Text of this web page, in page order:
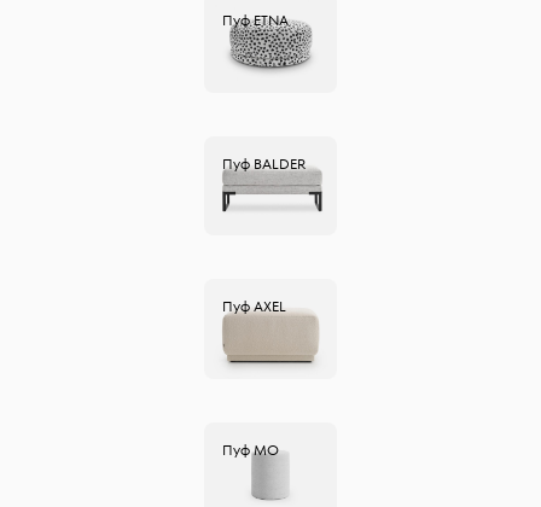
ПуфETNA
Пуф BALDER
ПуфAXEL
ПуфMO